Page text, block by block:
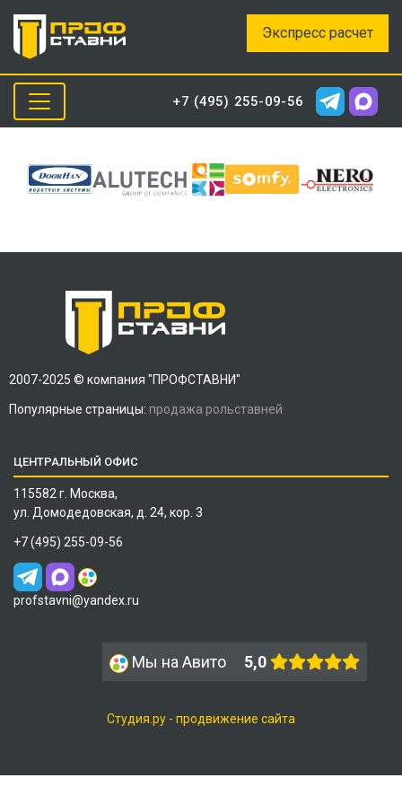
Экспресс расчет
+7 (495) 255-09-56
2007-2025 © компания "ПРОФСТАВНИ"
Популярные страницы: продажа рольставней
ЦЕНТРАЛЬНЫЙ ОФИС
115582 г. Москва,
ул. Домодедовская, д. 24, кор. 3
+7 (495) 255-09-56
profstavni@yandex.ru
Мы на Авито 5,0
Студия.ру - продвижение сайта